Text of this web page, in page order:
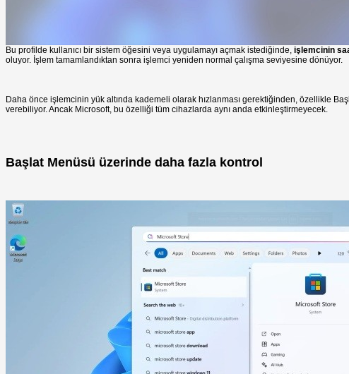
Bu profilde kullanıcı bir sistem öğesini veya uygulamayı açmak istediğinde, işlemcinin
oluyor. İşlem tamamlandıktan sonra işlemci yeniden normal çalışma seviyesine dönüyor.
Daha önce işlemcinin yük altında kademeli olarak hızlanması gerektiğinden, özellikle
verebiliyor. Ancak Microsoft, bu özelliği tüm cihazlarda aynı anda etkinleştirmeyecek.
Başlat Menüsü üzerinde daha fazla kontrol